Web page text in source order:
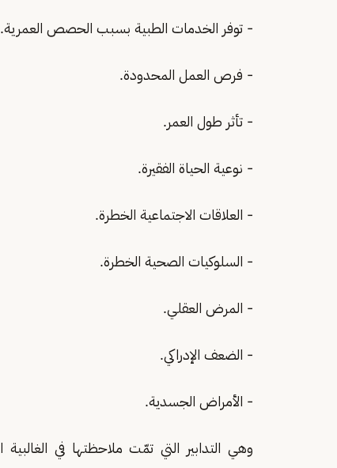
- توفر الخدمات الطبية بسبب الحصص العمرية.
- فرص العمل المحدودة.
- تأثر طول العمر.
- نوعية الحياة الفقيرة.
- العلاقات الاجتماعية الخطرة.
- السلوكيات الصحية الخطرة.
- المرض العقلي.
- الضعف الإدراكي.
- الأمراض الجسدية.